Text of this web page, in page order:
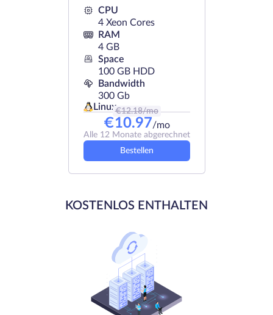
CPU
4 Xeon Cores
RAM
4 GB
Space
100 GB HDD
Bandwidth
300 Gb
Linux€12.18/mo
€10.97/mo
Alle 12 Monate abgerechnet
Bestellen
KOSTENLOS ENTHALTEN